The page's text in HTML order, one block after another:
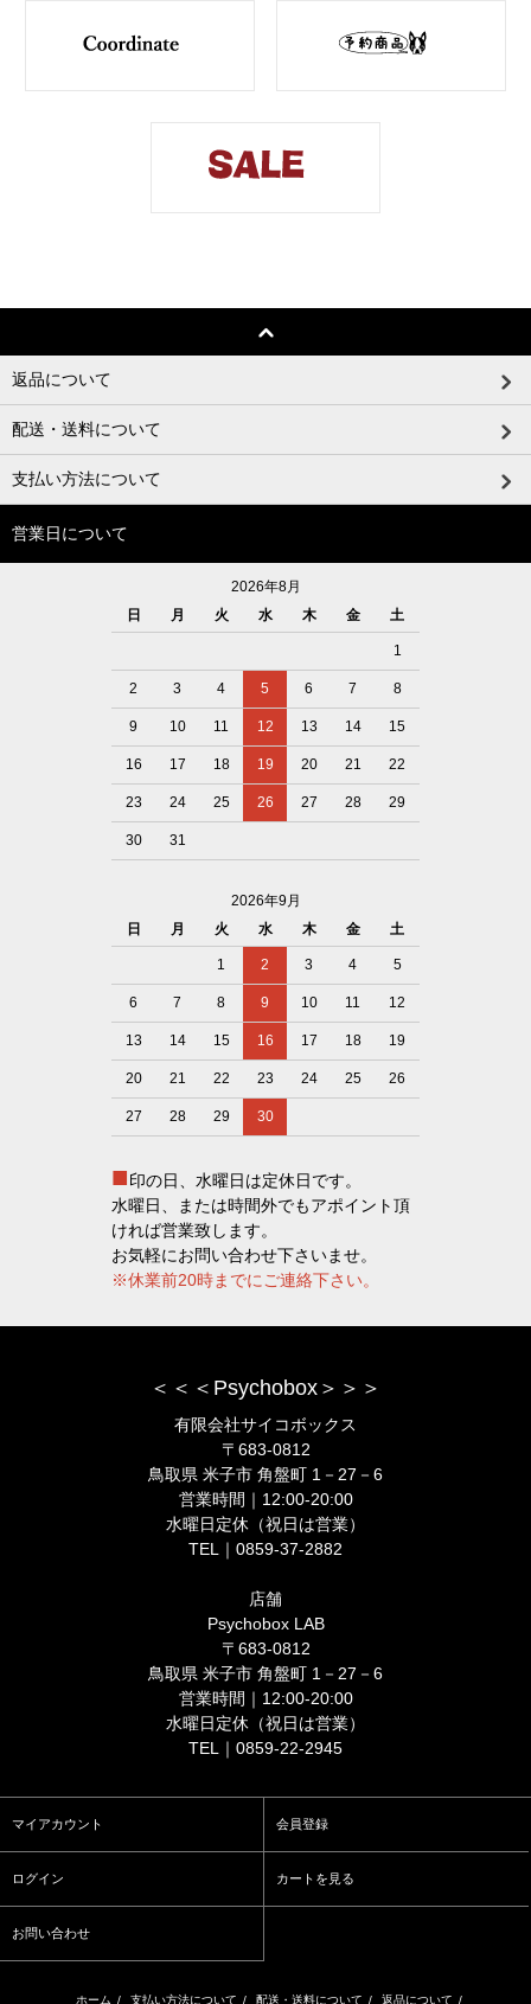
返品について
配送・送料について
支払い方法について
営業日について
2026年8月
日
月 火 水 木 金 土
1
2 3 4 5 6 7 8
9 10 11 12 13 14 15
16 17 18 19 20 21 22
23 24 25 26 27 28 29
30 31
2026年9月
日
月 火 水 木 金 土
1 2 3 4 5
6 7 8 9 10 11 12
13 14 15 16 17 18 19
20 21 22 23 24 25 26
27 28 29 30
■印の日、水曜日は定休日です。
水曜日、または時間外でもアポイント頂
ければ営業致します。
お気軽にお問い合わせ下さいませ。
※休業前20時までにご連絡下さい。
＜＜＜Psychobox＞＞＞
有限会社サイコボックス
〒683-0812
鳥取県 米子市 角盤町 1－27－6
営業時間｜12:00-20:00
水曜日定休（祝日は営業）
TEL｜0859-37-2882
店舗
Psychobox LAB
〒683-0812
鳥取県 米子市 角盤町 1－27－6
営業時間｜12:00-20:00
水曜日定休（祝日は営業）
TEL｜0859-22-2945
マイアカウント 会員登録
ログイン カートを見る
お問い合わせ
ホーム / 支払い方法について / 配送・送料について / 返品について /